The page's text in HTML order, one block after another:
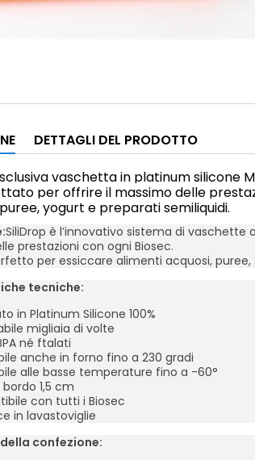
DETTAGLI DEL PRODOTTO
vaschetta in platinum silicone
per offrire il massimo delle
yogurt e preparati semiliquidi.
SiliDrop è l’innovativo sistema di
prestazioni con ogni Biosec.
per essiccare alimenti acquosi, puree,
tecniche:
in Platinum Silicone 100%
migliaia di volte
né ftalati
anche in forno fino a 230 gradi
alle basse temperature fino a -60°
1,5 cm
con tutti i Biosec
in lavastoviglie
confezione: